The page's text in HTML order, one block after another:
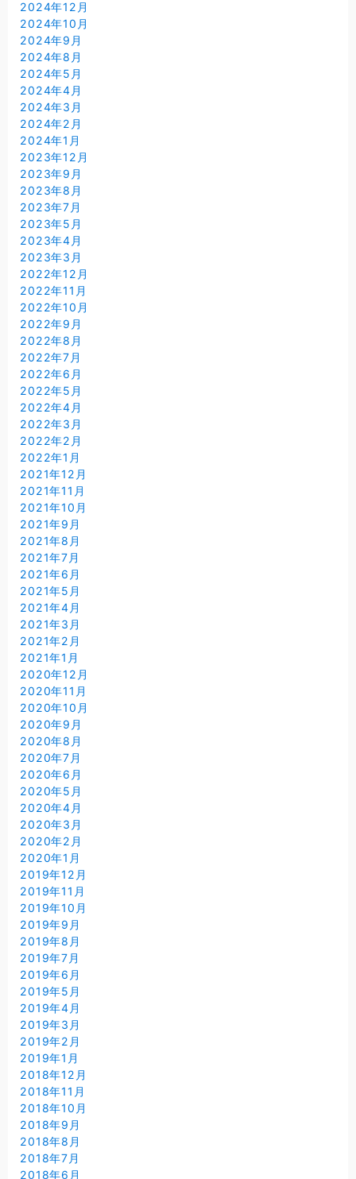
2024年12月
2024年10月
2024年9月
2024年8月
2024年5月
2024年4月
2024年3月
2024年2月
2024年1月
2023年12月
2023年9月
2023年8月
2023年7月
2023年5月
2023年4月
2023年3月
2022年12月
2022年11月
2022年10月
2022年9月
2022年8月
2022年7月
2022年6月
2022年5月
2022年4月
2022年3月
2022年2月
2022年1月
2021年12月
2021年11月
2021年10月
2021年9月
2021年8月
2021年7月
2021年6月
2021年5月
2021年4月
2021年3月
2021年2月
2021年1月
2020年12月
2020年11月
2020年10月
2020年9月
2020年8月
2020年7月
2020年6月
2020年5月
2020年4月
2020年3月
2020年2月
2020年1月
2019年12月
2019年11月
2019年10月
2019年9月
2019年8月
2019年7月
2019年6月
2019年5月
2019年4月
2019年3月
2019年2月
2019年1月
2018年12月
2018年11月
2018年10月
2018年9月
2018年8月
2018年7月
2018年6月